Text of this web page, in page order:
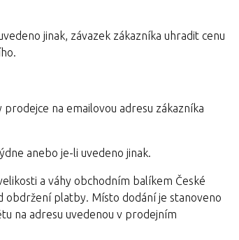
jinak, závazek zákazníka uhradit cenu
na emailovou adresu zákazníka
anebo je-li uvedeno jinak.
a váhy obchodním balíkem České
obdržení platby. Místo dodání je stanoveno
na adresu uvedenou v prodejním